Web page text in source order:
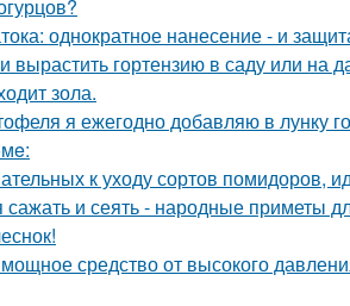
однократное нанесение - и
вырастить гортензию в саду или на
зола.
я ежегодно добавляю в лунку
к уходу сортов помидоров,
сажать и сеять - народные приметы
средство от высокого